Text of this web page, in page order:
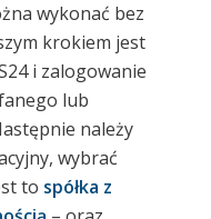
wykonać bez
krokiem jest
i zalogowanie
lub
należy
wybrać
to spółka z